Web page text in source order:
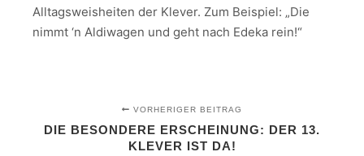
Alltagsweisheiten der Klever. Zum Beispiel: „Die
nimmt ‘n Aldiwagen und geht nach Edeka rein!“
VORHERIGER BEITRAG
DIE BESONDERE ERSCHEINUNG: DER 13.
KLEVER IST DA!